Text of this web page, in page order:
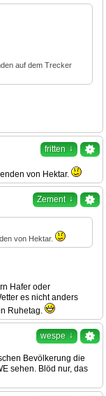
auf dem Trecker
fritten ↓
von Hektar.
Zement ↓
von Hektar.
Hafer oder
es nicht anders
Ruhetag.
wespe ↓
Bevölkerung die
sehen. Blöd nur, das